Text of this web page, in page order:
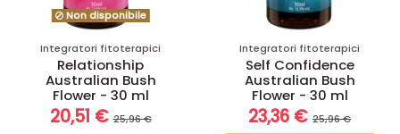
Non disponibile
Integratori fitoterapici
Relationship
Australian Bush
Flower - 30 ml
20,51 €25,96 €
Integratori fitoterapici
Self Confidence
Australian Bush
Flower - 30 ml
23,36 € 25,96 €